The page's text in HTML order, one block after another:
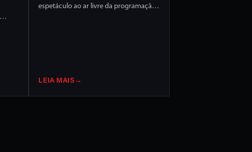
espetáculo ao ar livre da programação
LEIA MAIS →